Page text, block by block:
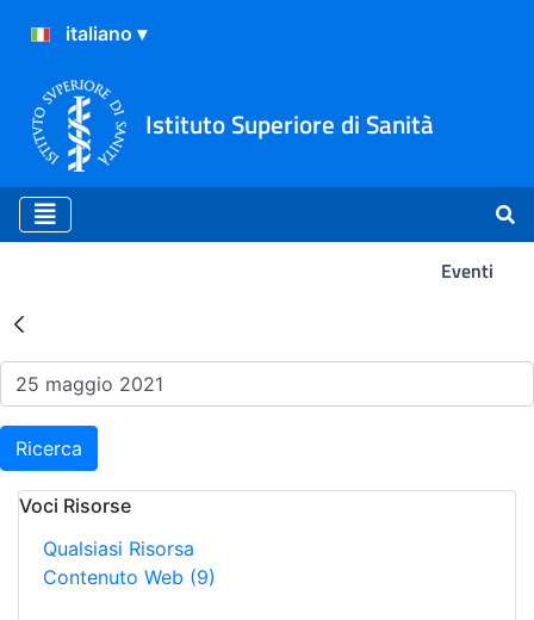
Istituto Superiore di Sanità
Eventi
Risultati della Ricerca -
Ricerca
Voci Risorse
Qualsiasi Risorsa
Contenuto Web (9)